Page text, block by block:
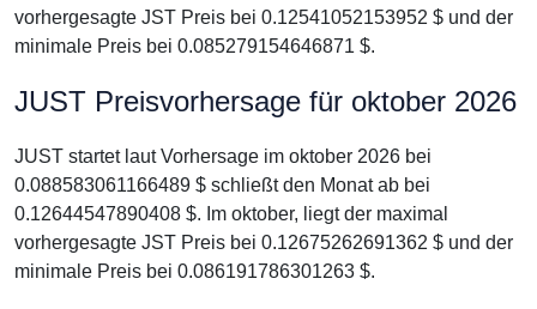
vorhergesagte JST Preis bei 0.12541052153952 $ und der
minimale Preis bei 0.085279154646871 $.
JUST Preisvorhersage für oktober 2026
JUST startet laut Vorhersage im oktober 2026 bei
0.088583061166489 $ schließt den Monat ab bei
0.12644547890408 $. Im oktober, liegt der maximal
vorhergesagte JST Preis bei 0.12675262691362 $ und der
minimale Preis bei 0.086191786301263 $.